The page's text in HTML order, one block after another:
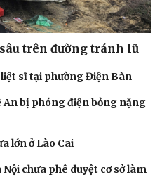
trên đường tránh lũ
sĩ tại phường Điện Bàn
An bị phóng điện bỏng nặng
lớn ở Lào Cai
chưa phê duyệt cơ sở làm